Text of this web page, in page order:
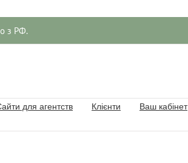
з РФ.
для агентств Клієнти Ваш кабінет